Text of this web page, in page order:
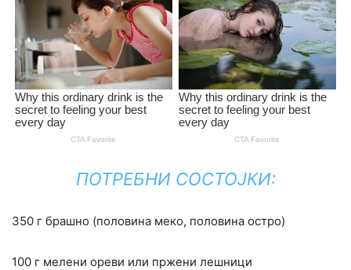
ПОТРЕБНИ СОСТОЈКИ:
350 г брашно (половина меко, половина остро)
100 г мелени ореви или пржени лешници